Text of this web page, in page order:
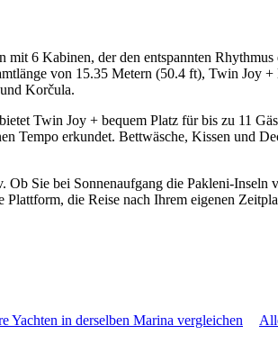
6 Kabinen, der den entspannten
von 15.35 Metern (50.4 ft), Twin
Korčula.
Twin Joy + bequem Platz für bis zu 11
Tempo erkundet. Bettwäsche, Kissen und
Ob Sie bei Sonnenaufgang die Pakleni-
die Reise nach Ihrem eigenen
Yachten in derselben Marina vergleichen